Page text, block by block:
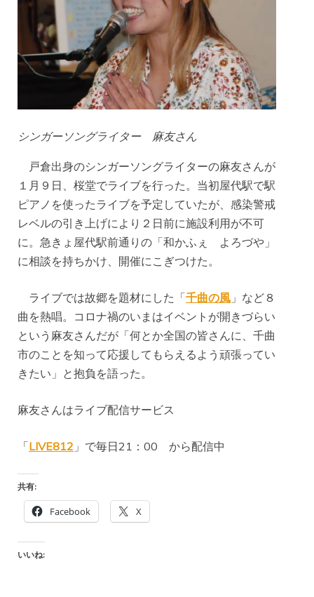
シンガーソングライター 麻友さん
戸倉出身のシンガーソングライターの麻友さんが
１月９日、桜堂でライブを行った。当初屋代駅で駅
ピアノを使ったライブを予定していたが、感染警戒
レベルの引き上げにより２日前に施設利用が不可
に。急きょ屋代駅前通りの「和かふぇ よろづや」
に相談を持ちかけ、開催にこぎつけた。
ライブでは故郷を題材にした「千曲の風 」など８
曲を熱唱。コロナ禍のいまはイベントが開きづらい
という麻友さんだが「何とか全国の皆さんに、千曲
市のことを知って応援してもらえるよう頑張ってい
きたい」と抱負を語った。
麻友さんはライブ配信サービス
「LIVE812 」で毎日21：00 から配信中
共有:
Facebook X
いいね: